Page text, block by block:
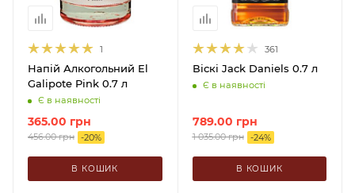
1
Напій Алкогольний El
Galipote Pink 0.7 л
Є в наявності
365.00 грн
456.00грн -20%
В КОШИК
361
Віскі Jack Daniels 0.7 л
Є в наявності
789.00 грн
1 035.00грн -24%
В КОШИК